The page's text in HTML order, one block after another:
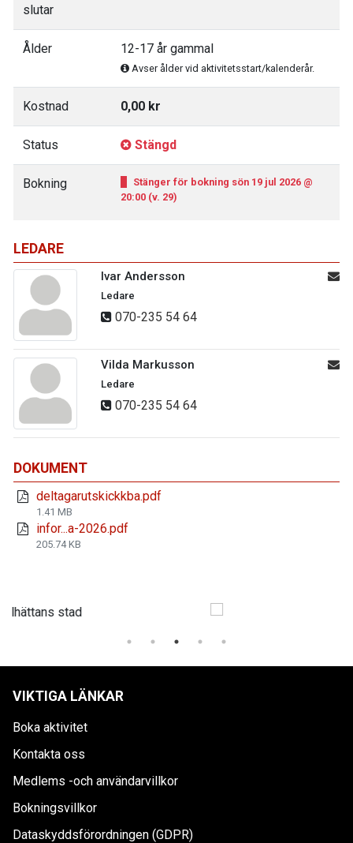
LEDARE
Ivar Andersson
Ledare
070-235 54 64
Vilda Markusson
Ledare
070-235 54 64
DOKUMENT
deltagarutskickkba.pdf
1.41 MB
infor...a-2026.pdf
205.74 KB
slutar
Ålder 12-17 år gammal
Avser ålder vid aktivitetsstart/kalenderår.
Kostnad 0,00 kr
Status Stängd
Bokning
Stänger för bokning sön 19 jul 2026 @
20:00 (v. 29)
VIKTIGA LÄNKAR
Boka aktivitet
Kontakta oss
Medlems -och användarvillkor
Bokningsvillkor
Dataskyddsförordningen (GDPR)